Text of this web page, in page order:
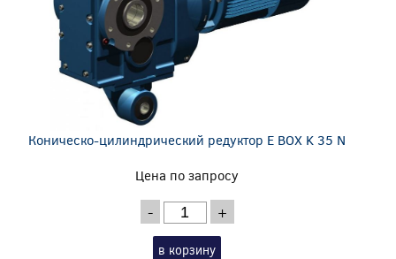
Коническо-цилиндрический редуктор E BOX K 35 N
Цена по запросу
- +
в корзину